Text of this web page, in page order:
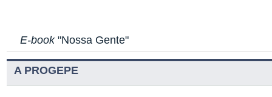
E-book"Nossa Gente"
A PROGEPE